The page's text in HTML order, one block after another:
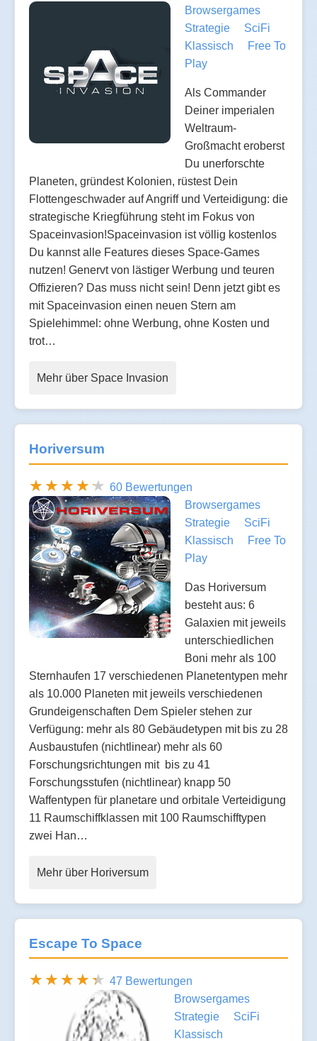
Browsergames
Strategie
SciFi
Klassisch
Free To
Play
Als Commander
Deiner imperialen
Weltraum-
Großmacht eroberst
Du unerforschte
Planeten, gründest Kolonien, rüstest Dein
Flottengeschwader auf Angriff und Verteidigung: die
strategische Kriegführung steht im Fokus von
Spaceinvasion!Spaceinvasion ist völlig kostenlos
Du kannst alle Features dieses Space-Games
nutzen! Genervt von lästiger Werbung und teuren
Offizieren? Das muss nicht sein! Denn jetzt gibt es
mit Spaceinvasion einen neuen Stern am
Spielehimmel: ohne Werbung, ohne Kosten und
trot…
Mehr über Space Invasion
Horiversum
60 Bewertungen
Browsergames
Strategie
SciFi
Klassisch
Free To
Play
Das Horiversum
besteht aus: 6
Galaxien mit jeweils
unterschiedlichen
Boni mehr als 100
Sternhaufen 17 verschiedenen Planetentypen mehr
als 10.000 Planeten mit jeweils verschiedenen
Grundeigenschaften Dem Spieler stehen zur
Verfügung: mehr als 80 Gebäudetypen mit bis zu 28
Ausbaustufen (nichtlinear) mehr als 60
Forschungsrichtungen mit bis zu 41
Forschungsstufen (nichtlinear) knapp 50
Waffentypen für planetare und orbitale Verteidigung
11 Raumschiffklassen mit 100 Raumschifftypen
zwei Han…
Mehr über Horiversum
Escape To Space
47 Bewertungen
Browsergames
Strategie
SciFi
Klassisch